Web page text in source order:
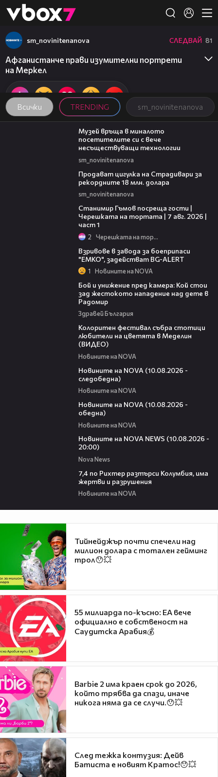
👾
Всички TRENDING sm_novinitenanova
sm_novinitenanova СЛЕДВАЙ 81
Афганистанче прави изумителни портрети
на Меркел
01:15
Музей връща в миналото
посетителите си с вече
несъществуващи технологии
sm_novinitenanova
Продават цигулка на Страдивари за
рекордните 18 млн. долара
sm_novinitenanova
Станимир Гъмов посреща гости |
Черешката на тортата | 7 авг. 2026 |
част 1
2 Черешката на тортата
Взривове в завода за боеприпаси
"ЕМКО", задействат BG-ALERT
1 Новините на NOVA
Бой и унижение пред камера: Кой стои
зад жестокото нападение над дете в
Радомир
Здравей България
Колоритен фестивал събра стотици
любители на цветята в Меделин
(ВИДЕО)
Новините на NOVA
Новините на NOVA (10.08.2026 -
следобедна)
Новините на NOVA
Новините на NOVA (10.08.2026 -
обедна)
Новините на NOVA
Новините на NOVA NEWS (10.08.2026 -
20:00)
Nova News
7,4 по Рихтер разтърси Колумбия, има
жертви и разрушения
Новините на NOVA
Тийнейджър почти спечели над
милион долара с тотален гейминг
трол😯💥
55 милиарда по-късно: EA вече
официално е собственост на
Саудитска Арабия💰
Barbie 2 има краен срок до 2026,
който трябва да спази, иначе
никога няма да се случи.😯💥
След тежка контузия: Дейв
Батиста е новият Кратос!😯💥